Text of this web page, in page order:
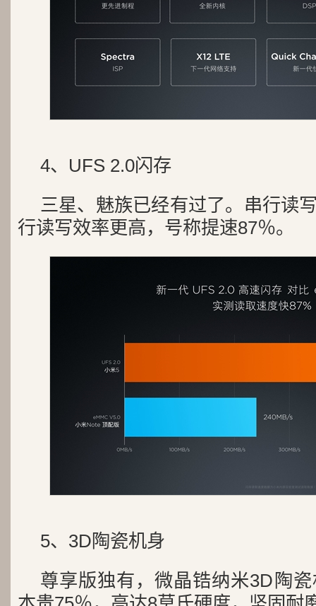
4、UFS 2.0闪存
三星、魅族已经有过了。串行读
行读写效率更高，号称提速87％。
5、3D陶瓷机身
尊享版独有，微晶锆纳米3D陶